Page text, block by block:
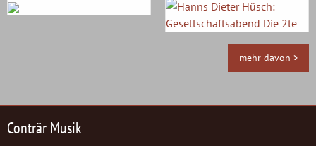
mehr davon >
Conträr Musik